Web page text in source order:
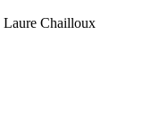
Laure Chailloux